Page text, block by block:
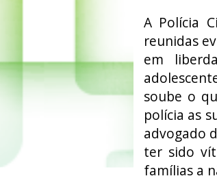
A Polícia
reunidas
em
soube o
polícia as
advogado
ter sido
famílias a